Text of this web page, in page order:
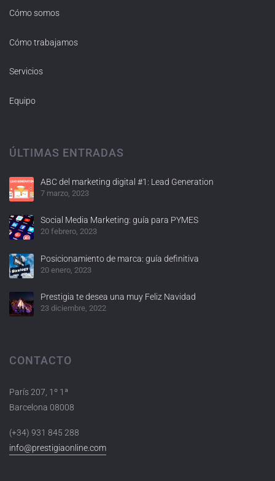
Cómo somos
Cómo trabajamos
Servicios
Equipo
ÚLTIMAS ENTRADAS
ABC del marketing digital #1: Lead Generation
7 marzo, 2023
Social Media Marketing: guía para PYMES
20 febrero, 2023
Posicionamiento de marca: guía definitiva
20 enero, 2023
Prestigia te desea una muy Feliz Navidad
23 diciembre, 2022
CONTACTO
París 207, 1º 1ª
Barcelona 08008
(+34) 931 845 288
info@prestigiaonline.com